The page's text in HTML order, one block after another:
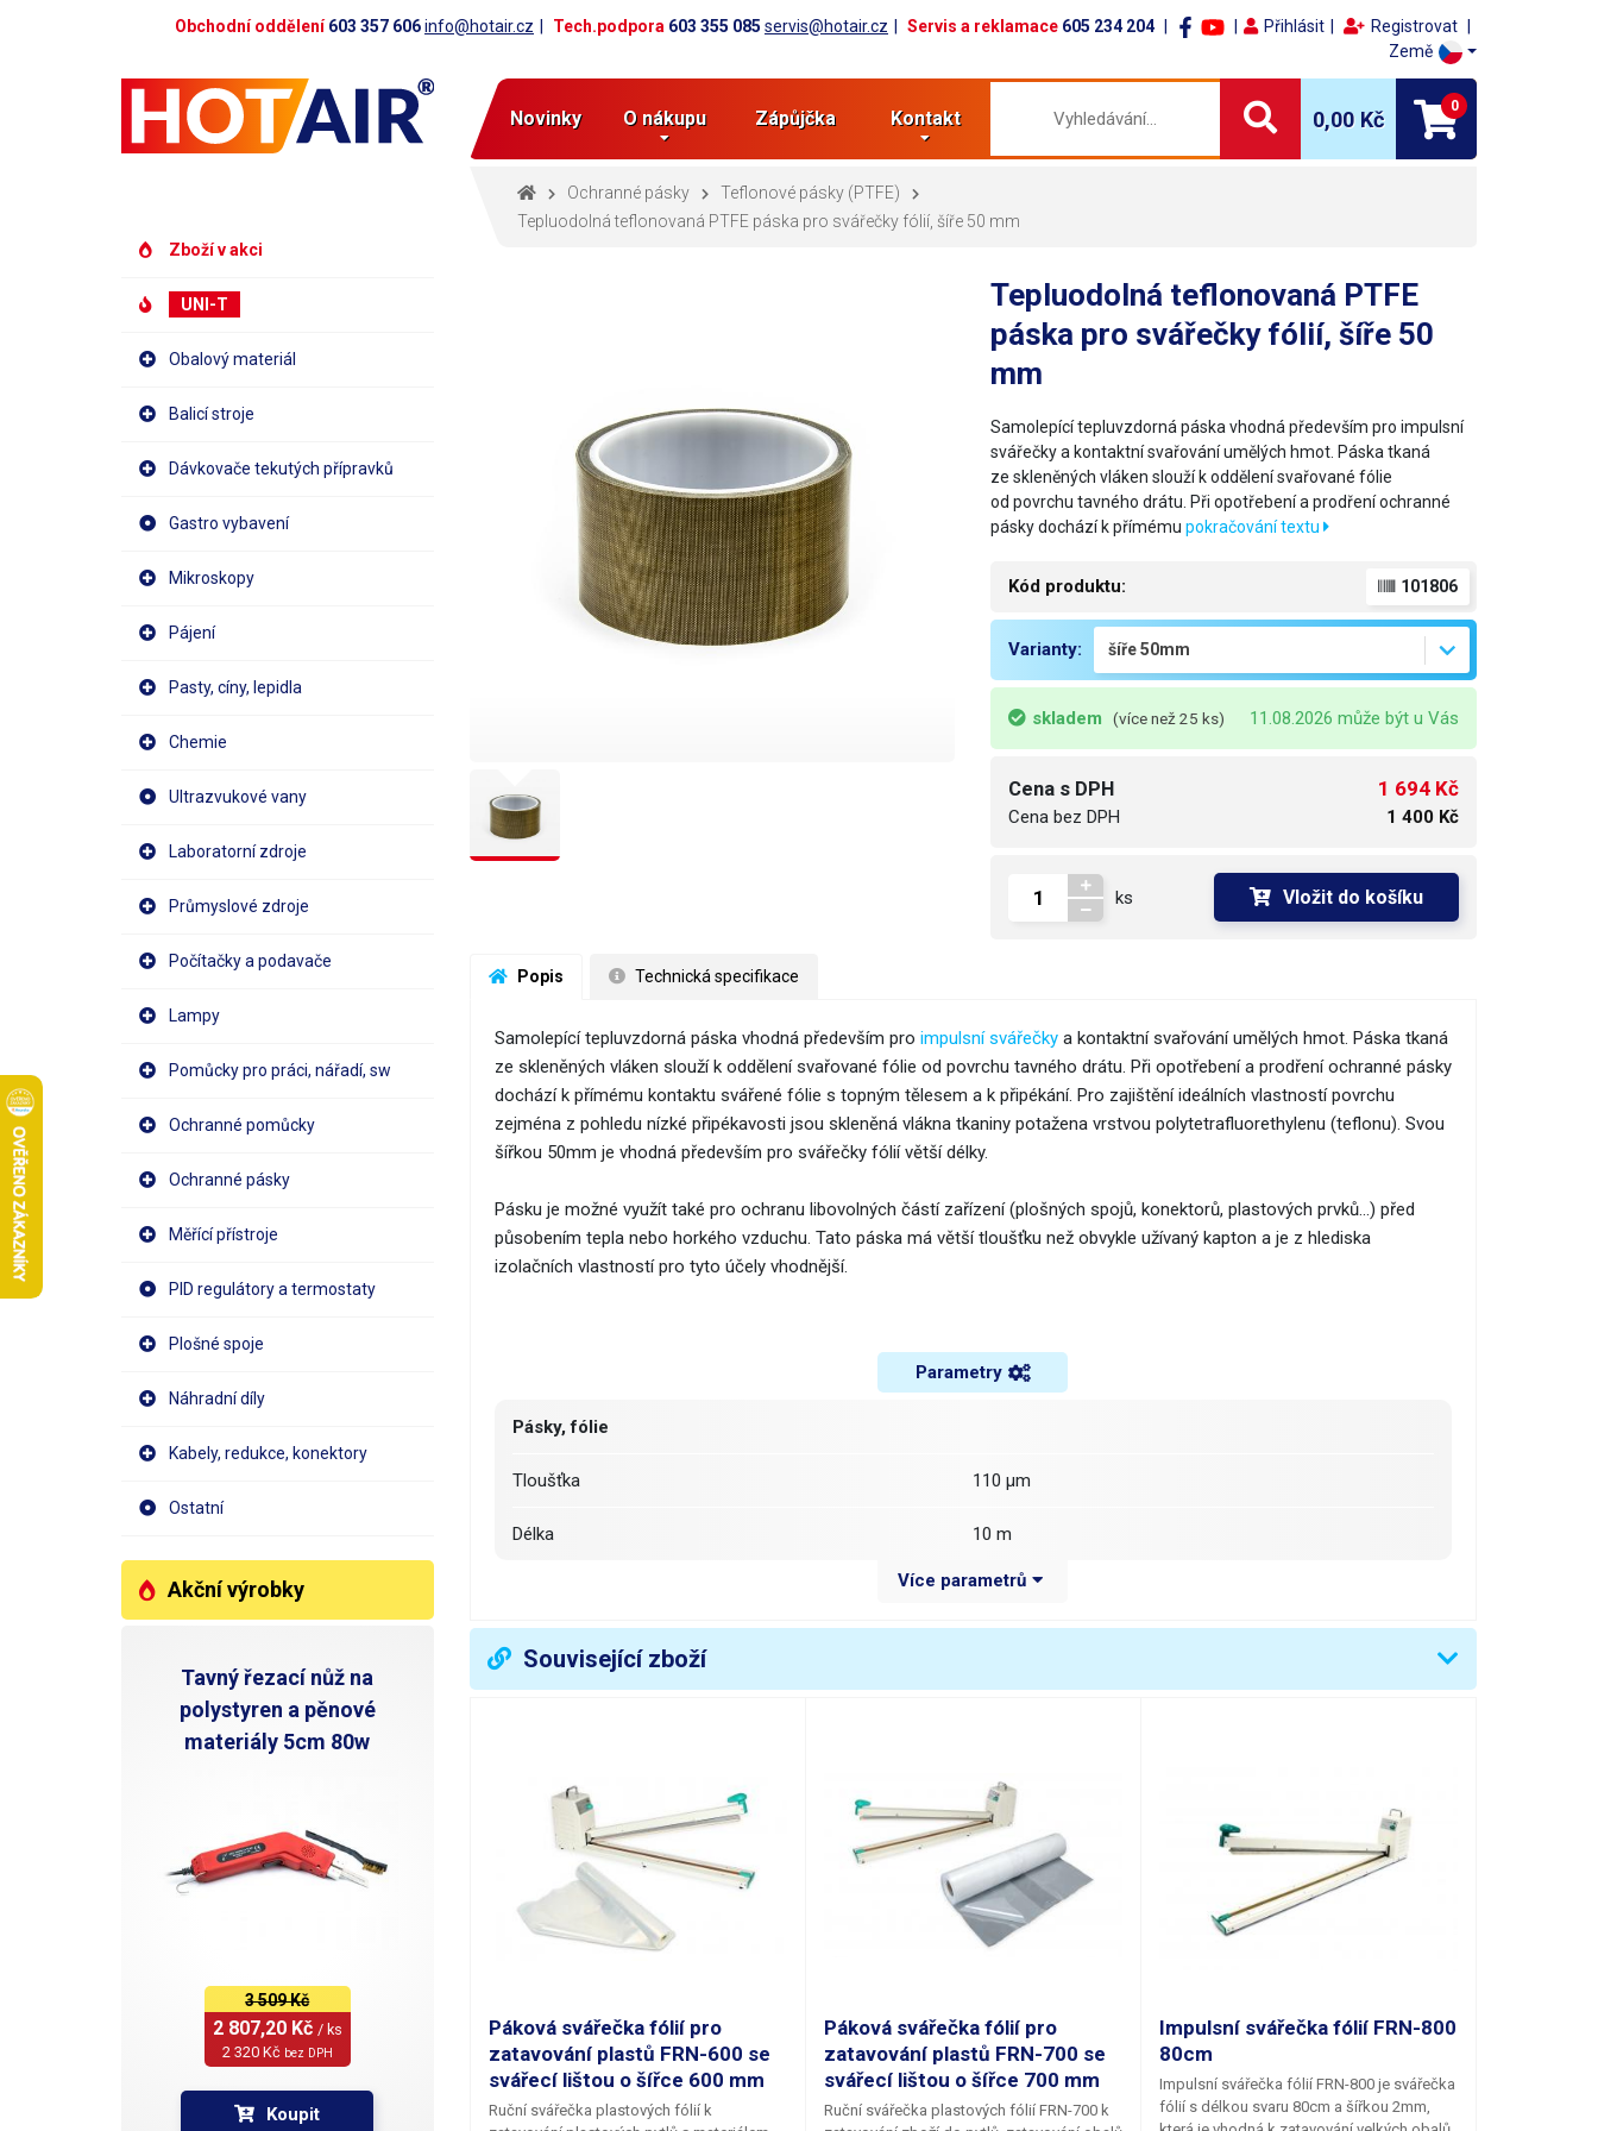
Obchodní oddělení603 357 606info@hotair.cz Tech.podpora 603 355 085 servis@hotair.cz Servis a reklamace 605 234 204 Přihlásit
Registrovat
Země
Novinky O nákupu Zápůjčka Kontakt 0,00 Kč
0
Zboží v akci
UNI-T
Obalový materiál
Balicí stroje
Dávkovače tekutých přípravků
Gastro vybavení
Mikroskopy
Pájení
Pasty, cíny, lepidla
Chemie
Ultrazvukové vany
Laboratorní zdroje
Průmyslové zdroje
Počítačky a podavače
Lampy
Pomůcky pro práci, nářadí, sw
Ochranné pomůcky
Ochranné pásky
Měřící přístroje
PID regulátory a termostaty
Plošné spoje
Náhradní díly
Kabely, redukce, konektory
Ostatní
Akční výrobky
Tavný řezací nůž na
polystyren a pěnové
materiály 5cm 80w
3 509 Kč
2 807,20 Kč / ks
2 320 Kč bez DPH
Koupit
Ochranné pásky
Teflonové pásky (PTFE)
Tepluodolná teflonovaná PTFE páska pro svářečky fólií, šíře 50 mm
Tepluodolná teflonovaná PTFE
páska pro svářečky fólií, šíře 50
mm
Samolepící tepluvzdorná páska vhodná především pro impulsní
svářečky a kontaktní svařování umělých hmot. Páska tkaná
ze skleněných vláken slouží k oddělení svařované fólie
od povrchu tavného drátu. Při opotřebení a prodření ochranné
pásky dochází k přímémupokračování textu
Kód produktu: 101806
Varianty:
skladem (více než 25 ks) 11.08.2026 může být u Vás
Cena s DPH
Cena bez DPH
1 694 Kč
1 400 Kč
ks Vložit do košíku
Popis Technická specifikace
Samolepící tepluvzdorná páska vhodná především pro impulsní svářečkya kontaktní svařování umělých hmot. Páska tkaná
ze skleněných vláken slouží k oddělení svařované fólie od povrchu tavného drátu. Při opotřebení a prodření ochranné pásky
dochází k přímému kontaktu svářené fólie s topným tělesem a k připékání. Pro zajištění ideálních vlastností povrchu
zejména z pohledu nízké připékavosti jsou skleněná vlákna tkaniny potažena vrstvou polytetrafluorethylenu (teflonu). Svou
šířkou 50mm je vhodná především pro svářečky fólií větší délky.
Pásku je možné využít také pro ochranu libovolných částí zařízení (plošných spojů, konektorů, plastových prvků...) před
působením tepla nebo horkého vzduchu. Tato páska má větší tloušťku než obvykle užívaný kapton a je z hlediska
izolačních vlastností pro tyto účely vhodnější.
Parametry
Pásky, fólie
Tloušťka 110 µm
Délka 10 m
skleněné vlákno potažené PTFE
Více parametrů
Související zboží
Páková svářečka fólií pro
zatavování plastů FRN-600 se
svářecí lištou o šířce 600 mm
Ruční svářečka plastových fóliík
Páková svářečka fólií pro
zatavování plastů FRN-700 se
svářecí lištou o šířce 700 mm
Ruční svářečka plastových fólií FRN-700k
Impulsní svářečka fólií FRN-800
80cm
Impulsní svářečka fólií FRN-800 je svářečka
fólií s délkou svaru 80cm a šířkou 2mm,